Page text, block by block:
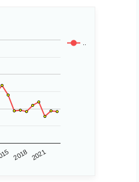
..
2018 2021